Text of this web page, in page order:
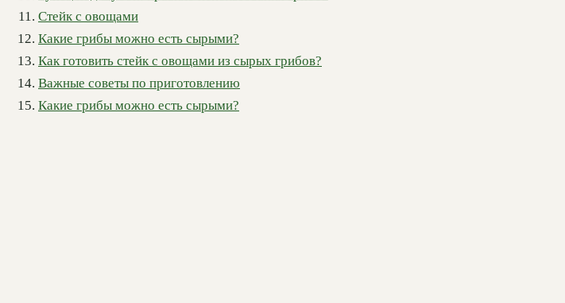
Стейк с овощами
Какие грибы можно есть сырыми?
Как готовить стейк с овощами из сырых грибов?
Важные советы по приготовлению
Какие грибы можно есть сырыми?